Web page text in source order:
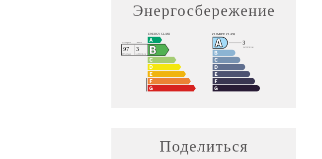
Энергосбережение
Поделиться